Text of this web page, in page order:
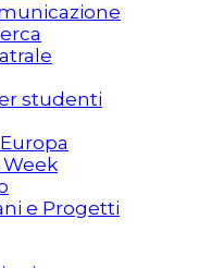
studenti
e Progetti